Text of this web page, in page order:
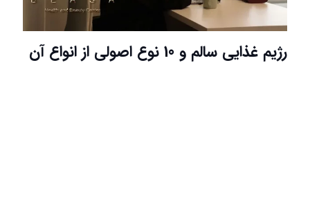
رژیم غذایی سالم و 10 نوع اصولی از انواع آن